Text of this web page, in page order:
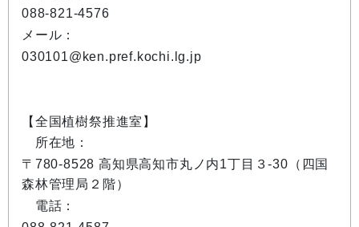
088-821-4576
メール：
030101@ken.pref.kochi.lg.jp
【全国植樹祭推進室】
所在地：
〒780-8528 高知県高知市丸ノ内1丁目３-30（四国
森林管理局２階）
電話：